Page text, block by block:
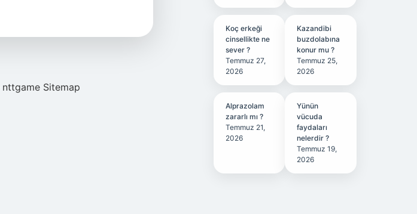
nttgame Sitemap
Koç erkeği
cinsellikte ne
sever ?
Temmuz 27,
2026
Kazandibi
buzdolabına
konur mu ?
Temmuz 25,
2026
Alprazolam
zararlı mı ?
Temmuz 21,
2026
Yünün
vücuda
faydaları
nelerdir ?
Temmuz 19,
2026